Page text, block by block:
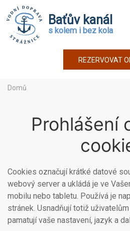
Baťův kanál
s kolem i bez kola
REZERVOVAT
Domů
Prohlášení
Cookies označují krátké datové
webový server a ukládá je ve
mobilu nebo tabletu. Používá je
stránek. Usnadňují totiž
pamatují vaše nastavení, jazyk a